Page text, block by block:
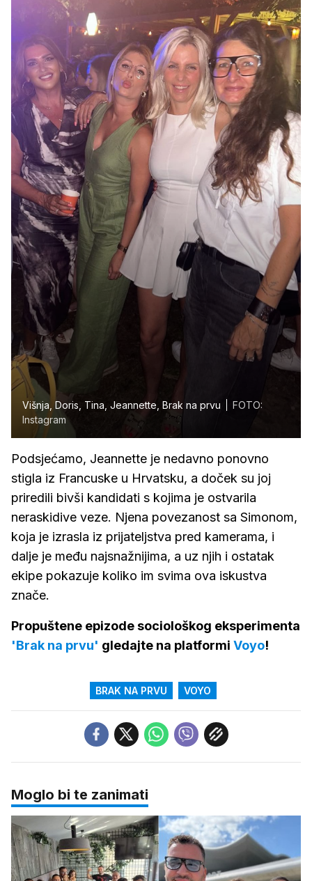
Višnja, Doris, Tina, Jeannette, Brak na prvu
FOTO:
Instagram
Podsjećamo, Jeannette je nedavno ponovno
stigla iz Francuske u Hrvatsku, a doček su joj
priredili bivši kandidati s kojima je ostvarila
neraskidive veze. Njena povezanost sa Simonom,
koja je izrasla iz prijateljstva pred kamerama, i
dalje je među najsnažnijima, a uz njih i ostatak
ekipe pokazuje koliko im svima ova iskustva
znače.
Propuštene epizode sociološkog eksperimenta
'Brak na prvu' gledajte na platformi Voyo!
BRAK NA PRVU VOYO
Moglo bi te zanimati